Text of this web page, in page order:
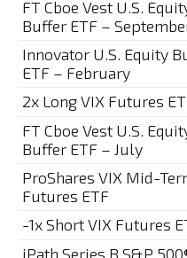
FT Cboe Vest U.S.
Buffer ETF –
Innovator U.S. Equity
ETF – February
2x Long VIX Futures
FT Cboe Vest U.S.
Buffer ETF – July
ProShares VIX Mid-
Futures ETF
-1x Short VIX Futures
iPath Series B S&P